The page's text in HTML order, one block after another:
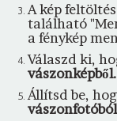
A kép
található
a fénykép
Válaszd ki,
vászonképből.
Állítsd be,